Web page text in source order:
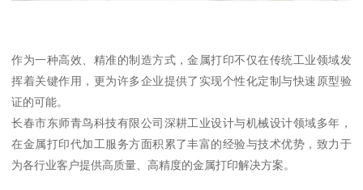
作为一种高效、精准的制造方式，金属打印不仅在传统工业领域发
挥着关键作用，更为许多企业提供了实现个性化定制与快速原型验
证的可能。
长春市东师青鸟科技有限公司深耕工业设计与机械设计领域多年，
在金属打印代加工服务方面积累了丰富的经验与技术优势，致力于
为各行业客户提供高质量、高精度的金属打印解决方案。